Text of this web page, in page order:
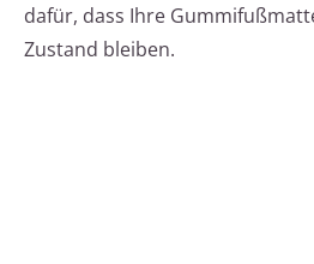
dafür, dass Ihre
Zustand bleiben.